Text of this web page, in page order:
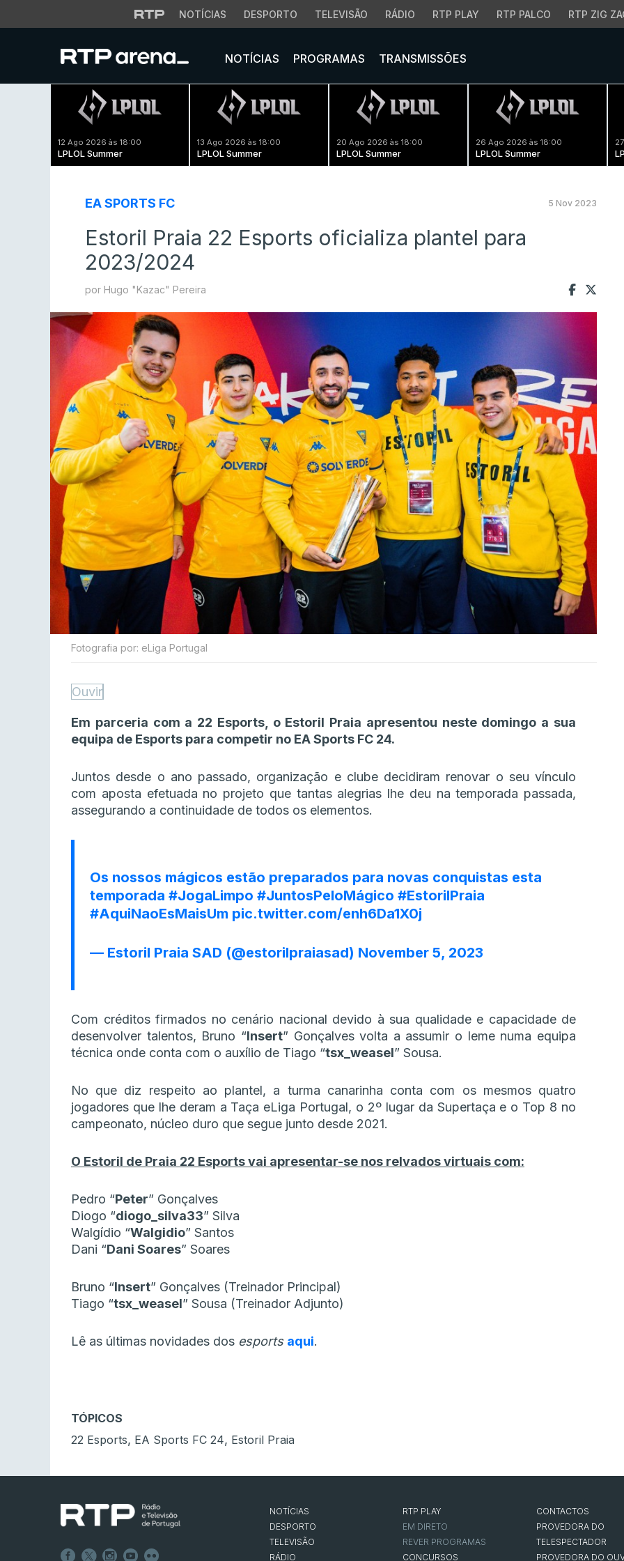
NOTÍCIAS DESPORTO TELEVISÃO RÁDIO RTP PLAY RTP PALCO RTP ZIG
NOTÍCIAS PROGRAMAS TRANSMISSÕES
12 Ago 2026 às 18:00
LPLOL Summer
13 Ago 2026 às 18:00
LPLOL Summer
20 Ago 2026 às 18:00
LPLOL Summer
26 Ago 2026 às 18:00
LPLOL Summer
EA SPORTS FC 5 Nov 2023
Estoril Praia 22 Esports oficializa plantel para
2023/2024
por Hugo "Kazac" Pereira
Fotografia por: eLiga Portugal
Ouvir
Em parceria com a 22 Esports, o Estoril Praia apresentou neste domingo a sua
equipa de Esports para competir no EA Sports FC 24.
Juntos desde o ano passado, organização e clube decidiram renovar o seu vínculo
com aposta efetuada no projeto que tantas alegrias lhe deu na temporada passada,
assegurando a continuidade de todos os elementos.
Os nossos mágicos estão preparados para novas conquistas esta
temporada #JogaLimpo #JuntosPeloMágico #EstorilPraia
#AquiNaoEsMaisUm pic.twitter.com/enh6Da1X0j
— Estoril Praia SAD (@estorilpraiasad) November 5, 2023
Com créditos firmados no cenário nacional devido à sua qualidade e capacidade de
desenvolver talentos, Bruno “Insert” Gonçalves volta a assumir o leme numa equipa
técnica onde conta com o auxílio de Tiago “tsx_weasel” Sousa.
No que diz respeito ao plantel, a turma canarinha conta com os mesmos quatro
jogadores que lhe deram a Taça eLiga Portugal, o 2º lugar da Supertaça e o Top 8 no
campeonato, núcleo duro que segue junto desde 2021.
O Estoril de Praia 22 Esports vai apresentar-se nos relvados virtuais com:
Pedro “Peter” Gonçalves
Diogo “diogo_silva33” Silva
Walgídio “Walgidio” Santos
Dani “Dani Soares” Soares
Bruno “Insert” Gonçalves (Treinador Principal)
Tiago “tsx_weasel” Sousa (Treinador Adjunto)
Lê as últimas novidades dos esports aqui.
TÓPICOS
22 Esports, EA Sports FC 24, Estoril Praia
NOTÍCIAS
DESPORTO
TELEVISÃO
RÁDIO
RTP PLAY
EM DIRETO
REVER PROGRAMAS
CONCURSOS
CONTACTOS
PROVEDORA DO
TELESPECTADOR
PROVEDORA DO